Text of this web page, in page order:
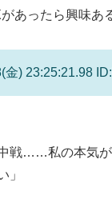
あったら興味あ
金) 23:25:21.98
戦……私の本気
」